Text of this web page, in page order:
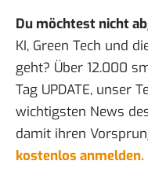
Du möchtest nicht
KI, Green Tech und
geht? Über 12.000
Tag UPDATE, unser
wichtigsten News
damit ihren
kostenlos anmelden.